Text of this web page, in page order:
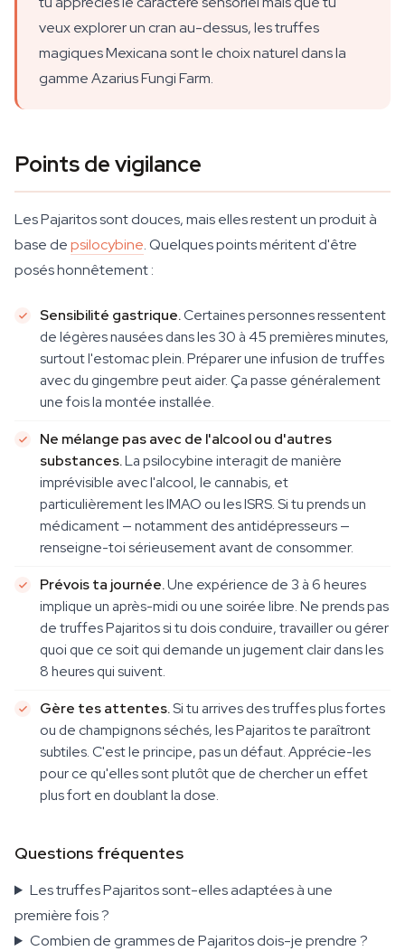
veux explorer un cran au-dessus, les truffes
magiques Mexicana sont le choix naturel dans la
gamme Azarius Fungi Farm.
Points de vigilance
Les Pajaritos sont douces, mais elles restent un produit à
base depsilocybine. Quelques points méritent d'être
posés honnêtement :
Sensibilité gastrique.Certaines personnes ressentent
de légères nausées dans les 30 à 45 premières minutes,
surtout l'estomac plein. Préparer une infusion de truffes
avec du gingembre peut aider. Ça passe généralement
une fois la montée installée.
Ne mélange pas avec de l'alcool ou d'autres
substances.La psilocybine interagit de manière
imprévisible avec l'alcool, le cannabis, et
particulièrement les IMAO ou les ISRS. Si tu prends un
médicament — notamment des antidépresseurs —
renseigne-toi sérieusement avant de consommer.
Prévois ta journée.Une expérience de 3 à 6 heures
implique un après-midi ou une soirée libre. Ne prends pas
de truffes Pajaritos si tu dois conduire, travailler ou gérer
quoi que ce soit qui demande un jugement clair dans les
8 heures qui suivent.
Gère tes attentes.Si tu arrives des truffes plus fortes
ou de champignons séchés, les Pajaritos te paraîtront
subtiles. C'est le principe, pas un défaut. Apprécie-les
pour ce qu'elles sont plutôt que de chercher un effet
plus fort en doublant la dose.
Questions fréquentes
Les truffes Pajaritos sont-elles adaptées à une
première fois ?
Combien de grammes de Pajaritos dois-je prendre ?